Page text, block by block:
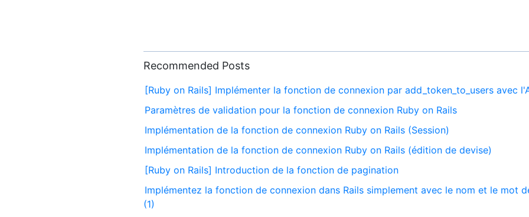
Recommended Posts
[Ruby on Rails] Implémenter la fonction de connexion par add_token_to_users avec
Paramètres de validation pour la fonction de connexion Ruby on Rails
Implémentation de la fonction de connexion Ruby on Rails (Session)
Implémentation de la fonction de connexion Ruby on Rails (édition de devise)
[Ruby on Rails] Introduction de la fonction de pagination
Implémentez la fonction de connexion dans Rails simplement avec le nom et le mot
(1)